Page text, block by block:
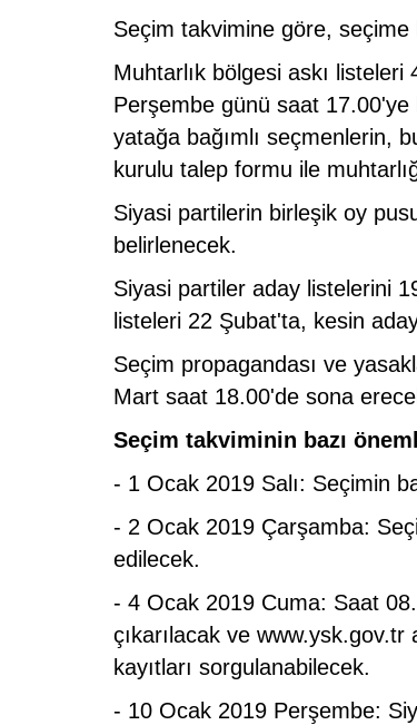
Seçim takvimine göre, seçime
Muhtarlık bölgesi askı
Perşembe günü saat 17.00'ye
yatağa bağımlı seçmenlerin,
kurulu talep formu ile
Siyasi partilerin birleşik oy
belirlenecek.
Siyasi partiler aday listelerini
listeleri 22 Şubat'ta, kesin
Seçim propagandası ve
Mart saat 18.00'de sona
Seçim takviminin bazı
- 1 Ocak 2019 Salı: Seçimin
- 2 Ocak 2019 Çarşamba:
edilecek.
- 4 Ocak 2019 Cuma: Saat
çıkarılacak ve
kayıtları sorgulanabilecek.
- 10 Ocak 2019 Perşembe: